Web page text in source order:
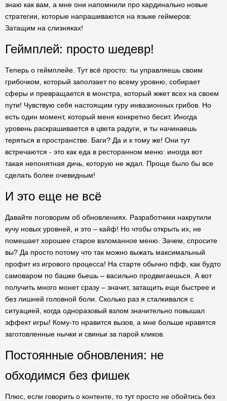
знаю как вам, а мне они напомнили про кардинально новые
стратегии, которые напрашиваются на языке геймеров:
Затащим на слизняках!
Геймплей: просто шедевр!
Теперь о геймплейе. Тут всё просто: ты управляешь своим
грибочком, который заползает по всему уровню, собирает
сферы и превращается в монстра, который жжет всех на своем
пути! Чувствую себя настоящим гуру инвазионных грибов. Но
есть один момент, который меня конкретно бесит. Иногда
уровень раскрашивается в цвета радуги, и ты начинаешь
теряться в пространстве. Баги? Да и к тому же! Они тут
встречаются - это как еда в ресторанном меню: иногда вот
такая непонятная дичь, которую не ждал. Проще было бы все
сделать более очевидным!
И это еще не всё
Давайте поговорим об обновлениях. Разработчики накрутили
кучу новых уровней, и это – кайф! Но чтобы открыть их, не
помешает хорошее старое взломанное меню. Зачем, спросите
вы? Да просто потому что так можно выжать максимальный
профит из игрового процесса! На старте обычно пфф, как будто
самоваром по башке бьешь – васильно продвигаешься. А вот
получить много монет сразу – значит, затащить еще быстрее и
без лишней головной боли. Сколько раз я сталкивался с
ситуацией, когда одноразовый взлом значительно повышал
эффект игры! Кому-то нравится вызов, а мне больше нравятся
заготовленные нычки и свиньи за парой кликов.
Постоянные обновления: не
обходимся без фишек
Плюс, если говорить о контенте, то тут просто не обойтись без